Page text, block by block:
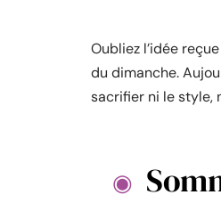
Oubliez l’idée
du dimanche.
sacrifier ni le style,